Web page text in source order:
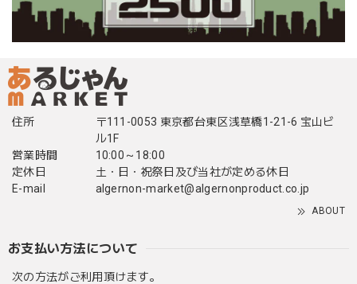
住所
〒111-0053 東京都台東区浅草橋1-21-6 宝山ビ
ル1F
営業時間
10:00～18:00
定休日
土・日・祝祭日及び当社が定める休日
E-mail
algernon-market@algernonproduct.co.jp
ABOUT
お支払い方法について
次の方法がご利用頂けます。